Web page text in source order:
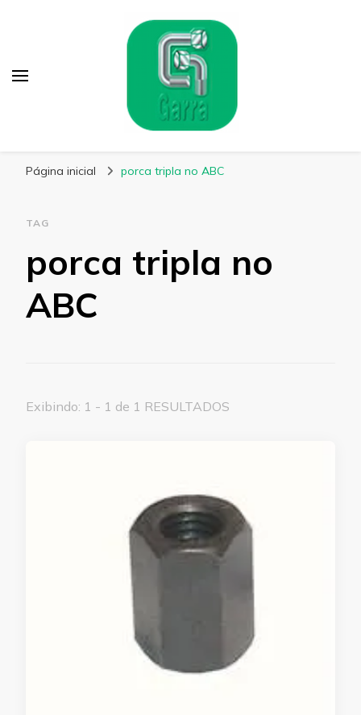
Página inicial porca tripla no ABC
TAG
porca tripla no
ABC
Exibindo: 1 - 1 de 1 RESULTADOS